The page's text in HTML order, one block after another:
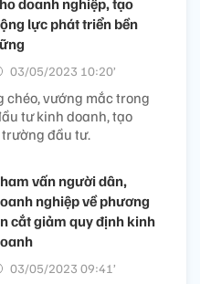
doanh nghiệp, tạo
lực phát triển bền
03/05/2023 10:20’
vướng mắc trong
tư kinh doanh, tạo
trường đầu tư.
vấn người dân,
nghiệp về phương
cắt giảm quy định kinh
03/05/2023 09:41’